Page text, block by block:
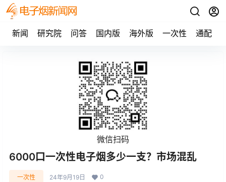
新闻 研究院 问答 国内版 海外版 一次性 通配
微信扫码
6000口一次性电子烟多少一支？市场混乱
一次性 24年9月19日 0